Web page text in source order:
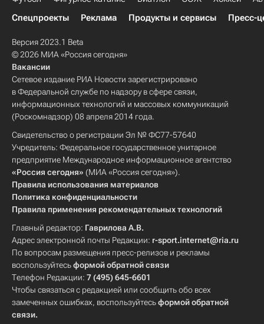
Спецпроекты
Реклама Продукты и сервисы Пресс-
Версия 2023.1 Beta
© 2026 МИА «Россия сегодня»
Вакансии
Сетевое издание РИА Новости зарегистрировано
в Федеральной службе по надзору в сфере связи,
информационных технологий и массовых коммуникаций
(Роскомнадзор) 08 апреля 2014 года.
Свидетельство о регистрации Эл № ФС77-57640
Учредитель: Федеральное государственное унитарное
предприятие Международное информационное агентство
«Россия сегодня» (МИА «Россия сегодня»).
Правила использования материалов
Политика конфиденциальности
Правила применения рекомендательных технологий
Главный редактор: Гаврилова А.В.
Адрес электронной почты Редакции: r-sport.internet@ria.ru
По вопросам размещения пресс-релизов и рекламы
воспользуйтесьформой обратной связи
Телефон Редакции: 7 (495) 645-6601
Чтобы связаться с редакцией или сообщить обо всех
замеченных ошибках, воспользуйтесьформой обратной
связи.